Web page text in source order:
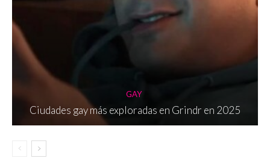
GAY
Ciudades gay más exploradas en Grindr en 2025